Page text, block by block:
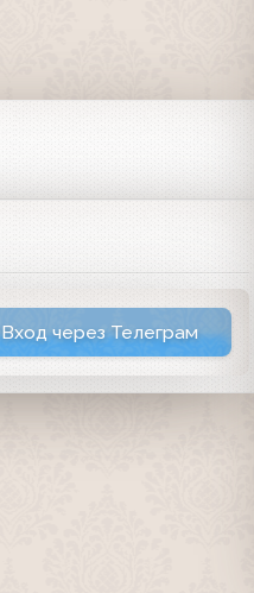
Вход через Телеграм